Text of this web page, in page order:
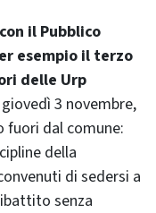
il Pubblico
esempio il terzo
delle Urp
3 novembre,
fuori dal comune:
della
di sedersi a
senza